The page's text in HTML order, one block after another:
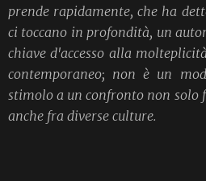
prende rapidamente, che ha
ci toccano in profondità, un
chiave d'accesso alla
contemporaneo; non è un
stimolo a un confronto non solo
anche fra diverse culture.